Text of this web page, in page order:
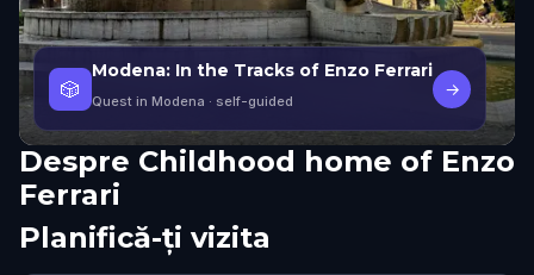
🎲
Modena: In the Tracks of Enzo Ferrari
Quest in Modena · self-guided
→
Despre Childhood home of Enzo
Ferrari
Planifică-ți vizita